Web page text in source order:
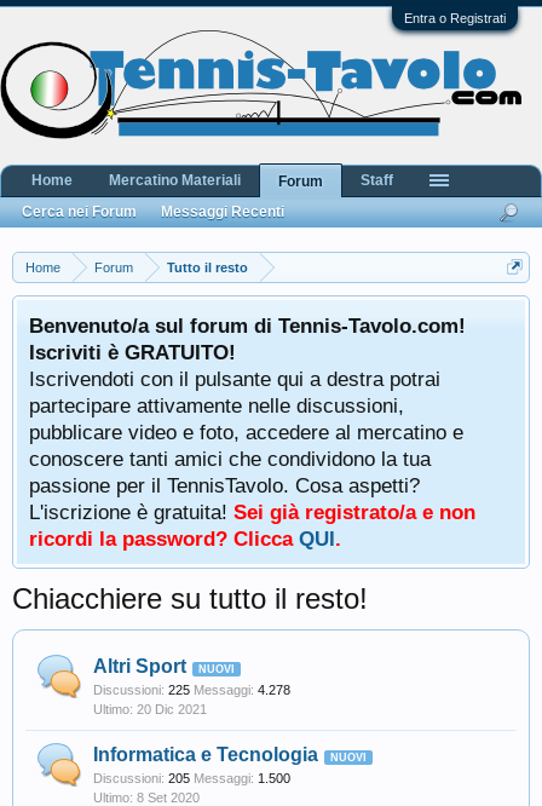
Entra o Registrati
Home Forum Tutto il resto
Benvenuto/a sul forum di Tennis-Tavolo.com!
Iscriviti è GRATUITO!
Iscrivendoti con il pulsante qui a destra potrai
partecipare attivamente nelle discussioni,
pubblicare video e foto, accedere al mercatino e
conoscere tanti amici che condividono la tua
passione per il TennisTavolo. Cosa aspetti?
L'iscrizione è gratuita! Sei già registrato/a e non
ricordi la password? Clicca QUI.
Chiacchiere su tutto il resto!
Altri Sport
Discussioni: 225 Messaggi: 4.278
20 Dic 2021
Informatica e Tecnologia
Discussioni: 205 Messaggi: 1.500
8 Set 2020
Home Mercatino Materiali
Forum
Cerca nei Forum
Messaggi Recenti
Staff